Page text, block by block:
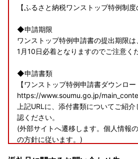
【ふるさと納税ワンストップ特例制度
◆申請期限
ワンストップ特例申請書の提出期限
1月10日必着となりますのでご注意く
◆申請書類
【ワンストップ特例申請書ダウンロー
https://www.soumu.go.jp/
上記URLに、添付書類についてご紹
認ください。
(外部サイトへ遷移します。個人情報
の方針に従います。)